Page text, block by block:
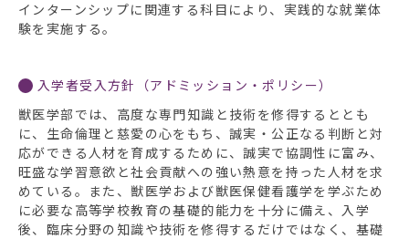
インターンシップに関連する科目により、実践的な就業体
験を実施する。
入学者受入方針（アドミッション・ポリシー）
獣医学部では、高度な専門知識と技術を修得するととも
に、生命倫理と慈愛の心をもち、誠実・公正なる判断と対
応ができる人材を育成するために、誠実で協調性に富み、
旺盛な学習意欲と社会貢献への強い熱意を持った人材を求
めている。また、獣医学および獣医保健看護学を学ぶため
に必要な高等学校教育の基礎的能力を十分に備え、入学
後、臨床分野の知識や技術を修得するだけではなく、基礎